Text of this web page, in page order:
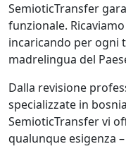
SemioticTransfer
funzionale.
incaricando per ogni
madrelingua del
Dalla revisione
specializzate in
SemioticTransfer vi
qualunque esigenza